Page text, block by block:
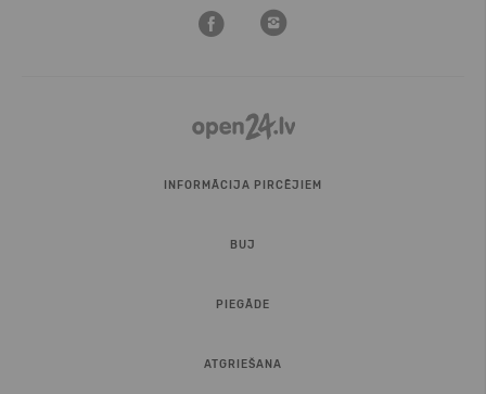
INFORMĀCIJA PIRCĒJIEM
BUJ
PIEGĀDE
ATGRIEŠANA